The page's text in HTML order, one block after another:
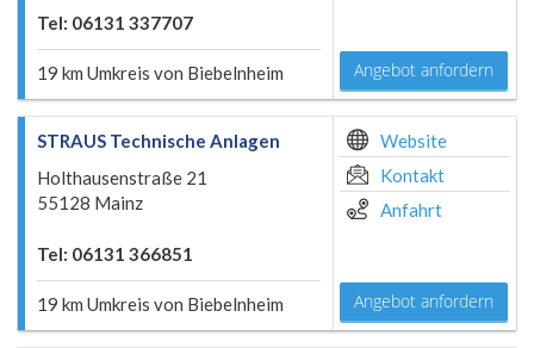
Tel: 06131 337707
19 km Umkreis von Biebelnheim Angebot anfordern
STRAUS Technische Anlagen
Holthausenstraße 21
55128 Mainz
Tel: 06131 366851
19 km Umkreis von Biebelnheim
Website
Kontakt
Anfahrt
Angebot anfordern